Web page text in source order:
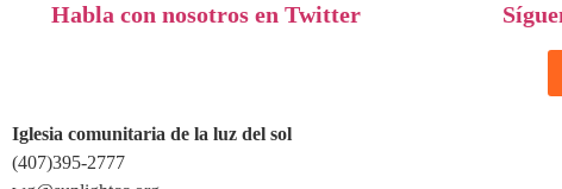
Habla con nosotros en Twitter
Iglesia comunitaria de la luz del sol
(407)395-2777